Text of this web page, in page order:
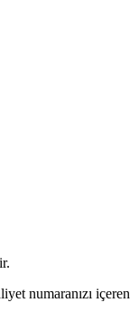
numaranızı içeren